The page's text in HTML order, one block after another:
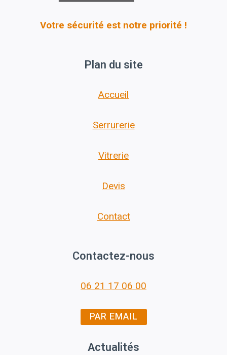
Votre sécurité est notre priorité !
Plan du site
Accueil
Serrurerie
Vitrerie
Devis
Contact
Contactez-nous
06 21 17 06 00
PAR EMAIL
Actualités